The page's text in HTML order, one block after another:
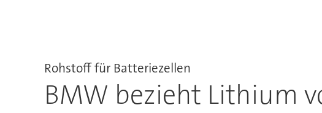
Rohstoff für Batteriezellen
BMW bezieht Lithium